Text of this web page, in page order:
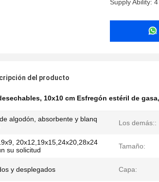
Supply Ability:
del producto
, 10x10 cm Esfregón estéril de gasa,
algodón, absorbente y blanq
Los demás::
20x12,19x15,24x20,28x24
su solicitud
Tamaño:
y desplegados Capa: